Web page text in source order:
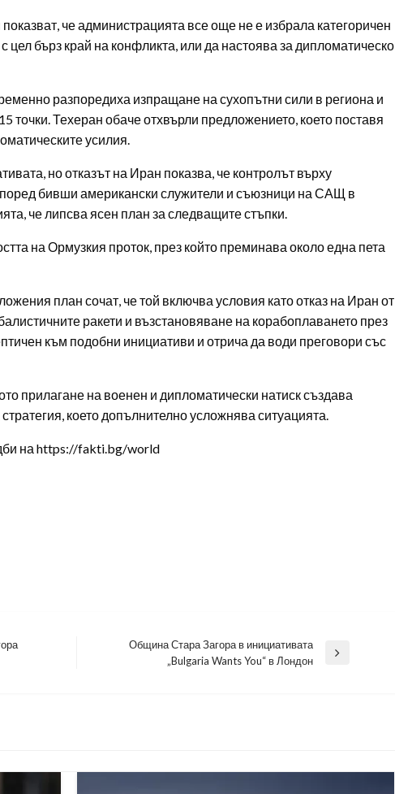
че администрацията все още не е избрала категоричен
цел бърз край на конфликта, или да настоява за дипломатическо
разпоредиха изпращане на сухопътни сили в региона и
точки. Техеран обаче отхвърли предложението, което поставя
усилия.
но отказът на Иран показва, че контролът върху
бивши американски служители и съюзници на САЩ в
че липсва ясен план за следващите стъпки.
на Ормузкия проток, през който преминава около една пета
план сочат, че той включва условия като отказ на Иран от
ракети и възстановяване на корабоплаването през
към подобни инициативи и отрича да води преговори със
прилагане на военен и дипломатически натиск създава
което допълнително усложнява ситуацията.
на https://fakti.bg/world
Община Стара Загора в инициативата
„Bulgaria Wants You“ в Лондон